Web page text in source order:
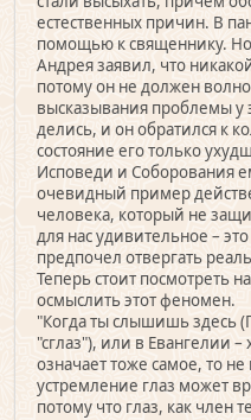
естественных причин. В
помощью к священнику. Но
Андрея заявил, что
потому он не должен
высказывания проблемы у
делись, и он обратился к
состояние его только
Исповеди и Соборования
очевидный пример
человека, который не
для нас удивительное –
предпочел отвергать
Теперь стоит посмотреть
осмыслить этот феномен.
"Когда ты слышишь здесь
"сглаз"), или в Евангелии
означает тоже самое, то
устремление глаз может
потому что глаз, как член